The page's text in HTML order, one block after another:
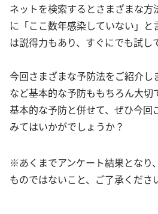
ネットを検索するとさまざまな
に「ここ数年感染していない」
は説得力もあり、すぐにでも試し
今回さまざまな予防法をご紹介し
など基本的な予防ももちろん大切
基本的な予防と併せて、ぜひ今回
みてはいかがでしょうか？
※あくまでアンケート結果となり
ものではないこと、ご了承くださ